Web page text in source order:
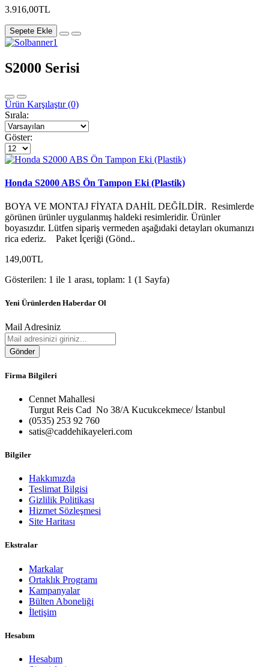
3.916,00TL
Sepete Ekle
S2000 Serisi
Ürün Karşılaştır (0)
Sırala:
Göster:
Honda S2000 ABS Ön Tampon Eki (Plastik)
BOYA VE MONTAJ FİYATA DAHİL DEĞİLDİR. Resimlerde
görünen ürünler uygulanmış haldeki resimleridir. Ürünler
boyasızdır. Lütfen sipariş vermeden aşağıdaki detayları okumanızı
rica ederiz. Paket İçeriği (Gönd..
149,00TL
Gösterilen: 1 ile 1 arası, toplam: 1 (1 Sayfa)
Yeni Ürünlerden Haberdar Ol
Mail Adresiniz
Gönder
Firma Bilgileri
Cennet Mahallesi
Turgut Reis Cad No 38/A Kucukcekmece/ İstanbul
(0535) 253 92 760
satis@caddehikayeleri.com
Bilgiler
Hakkımızda
Teslimat Bilgisi
Gizlilik Politikası
Hizmet Sözleşmesi
Site Haritası
Ekstralar
Markalar
Ortaklık Programı
Kampanyalar
Bülten Aboneliği
İletişim
Hesabım
Hesabım